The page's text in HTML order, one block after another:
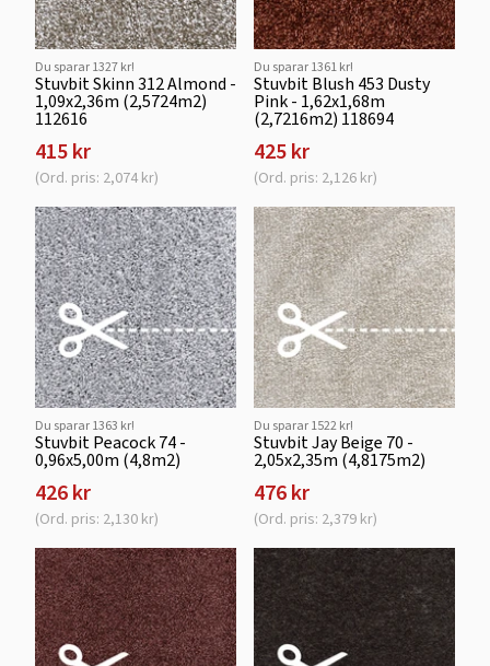
Du sparar 1327 kr!
Stuvbit Skinn 312 Almond -
1,09x2,36m (2,5724m2)
112616
415 kr
(Ord. pris: 2,074 kr)
Du sparar 1361 kr!
Stuvbit Blush 453 Dusty
Pink - 1,62x1,68m
(2,7216m2) 118694
425 kr
(Ord. pris: 2,126 kr)
Du sparar 1363 kr!
Stuvbit Peacock 74 -
0,96x5,00m (4,8m2)
426 kr
(Ord. pris: 2,130 kr)
Du sparar 1522 kr!
Stuvbit Jay Beige 70 -
2,05x2,35m (4,8175m2)
476 kr
(Ord. pris: 2,379 kr)